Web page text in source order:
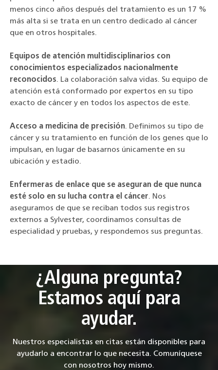
menos cinco años después del tratamiento es un 17 %
más alta si se trata en un centro dedicado al cáncer
que en otros hospitales.
Equipos de atención multidisciplinarios con
conocimientos especializados nacionalmente
reconocidos. La colaboración salva vidas. Su equipo de
atención está conformado por expertos en su tipo
exacto de cáncer y en todos los aspectos de este.
Acceso a medicina de precisión. Definimos su tipo de
cáncer y su tratamiento en función de los genes que lo
impulsan, en lugar de basarnos únicamente en su
ubicación y estadio.
Enfermeras de enlace que se aseguran de que nunca
esté solo en su lucha contra el cáncer. Nos
aseguramos de que se reciban todos sus registros
externos a Sylvester, coordinamos consultas de
especialidad y pruebas, y respondemos sus preguntas.
¿Alguna pregunta?
Estamos aquí para
ayudar.
Nuestros especialistas en citas están disponibles para
ayudarlo a encontrar lo que necesita. Comuníquese
con nosotros hoy mismo.